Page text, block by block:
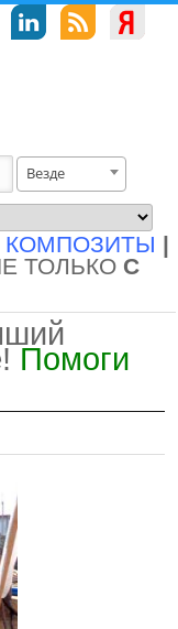
Везде
КОМПОЗИТЫ |
ТОЛЬКО С
! Помоги